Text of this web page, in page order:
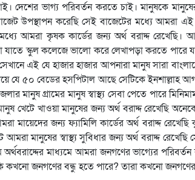
দেশের ভাগ্য পরিবর্তন করতে চাই। মানুষকে
উপস্থাপন করেছি সেই বাজেটের মধ্যে আমরা এই
আমরা কৃষক কার্ডের জন্য অর্থ বরাদ্দ রেখেছি।
যাতে স্কুল কলেজে ভালো করে লেখাপড়া করতে পারে
এই যে হাজার হাজার আপনারা মানুষ সারা
যে ৫০ বেডের হসপিটাল আছে সেটিকে ইনশাল্লাহ
গ্রামের মানুষ স্বাস্থ্য সেবা পেতে পারে
খেটে খাওয়া মানুষের জন্য অর্থ বরাদ্দ রেখেছি
মায়েদের জন্য ফ্যামিলি কার্ডের অর্থ বরাদ্দ
আমরা মানুষের স্বাস্থ্য সুবিধার জন্য অর্থ বরাদ্দ
মাধ্যমে আমরা জনগণের ভাগ্যের
কখনো জনগণের বন্ধু হতে পারে? তারা কখনো জনগণের